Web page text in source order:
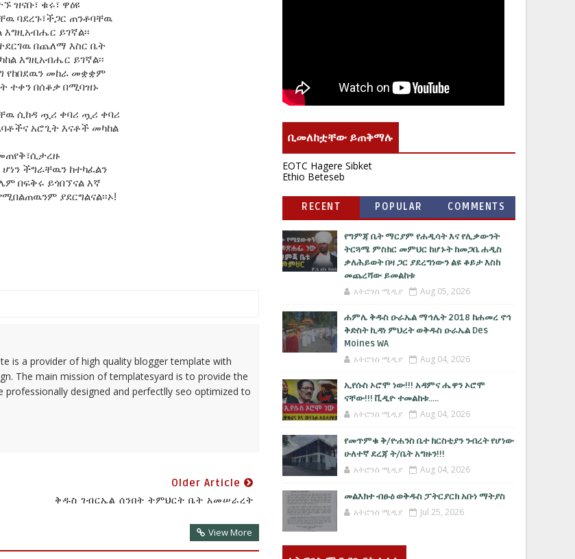
ዝናቡ፣ ቁሩ፣ ዋዕዩ
ባደረጉ፣ችጋር ጠንቶባቸዉ
ይገኛል፡፡
በጨለማ እስር ቤት
እግዚአብሔር ይገኛል፡፡
የከበደዉን መከራ መቋቋም
በሰቆቃ በሚባዝኑ
ሲከዳ ጧሪ ቀባሪ ጧሪ ቀባሪ
አሮጊት እናቶች መካከል
ችግራቸዉን ከተካፈልን
በፍቅሩ ይጎበኘናል እኛ
ያደርግልናል፡፡ኦ!
is a provider of high quality blogger template with
The main mission of templatesyard is to provide the
designed and perfectlly seo optimized to
Older Article
ቅዱስ ገብርኤል ሰንበት ትምህርት ቤት አመሠራረት
View More
ቢመለከቷቸው ይጠቅማሉ
EOTC Hagere Sibket
Ethio Beteseb
RECENT POPULAR COMMENTS
የግምጃ ቤት ማርያም የሐዲሳት እና የሊቃውንት
ትርጓሜ ምስክር መምህር ከሆኑት ከመጋቤ ሐዲስ
ቃለሕይወት በዛ ጋር ያደረግነውን ልዩ ቆይታ እስከ
መጨረሻው ይመልከቱ
አትሮንስ ሚዲያ Aug 05, 2026
ሐምሌ ቅዱስ ዑራኤል ማኅሌት 2018 ከሐመረ ኖኅ
ቅድስት ኪዳነ ምህረት ወቅዱስ ዑራኤል Des
Moines WA
አትሮንስ ሚዲያ Aug 04, 2026
ኢየሱስ ኦሮሞ ነው!!! አዳምና ሔዋን ኦሮሞ
ናቸው!!! ቪዲዮ ተመልከቱ.....
አትሮንስ ሚዲያ Aug 04, 2026
የመጥምቁ ቅ/ዮሐንስ ቤተ ክርስቲያን ንብረት የሆነው
ሁለተኛ ደረጃ ት/ቤት አግዙን!!!
አትሮንስ ሚዲያ Aug 04, 2026
መልእክተ ብፁዕ ወቅዱስ ፓትርያርክ አቡነ ማትያስ
አትሮንስ ሚዲያ Jul 25, 2026